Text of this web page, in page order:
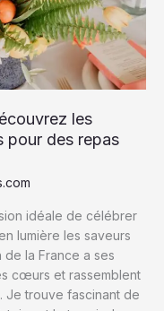
les
pour des repas
idéale de célébrer
lumière les saveurs
la France a ses
cœurs et rassemblent
Je trouve fascinant de